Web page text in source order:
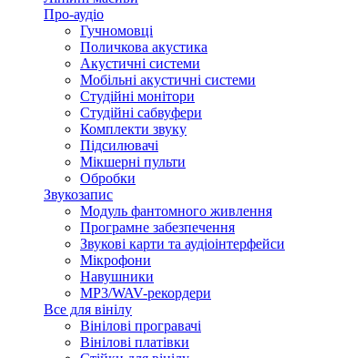
Про-аудіо
Гучномовці
Поличкова акустика
Акустичні системи
Мобільні акустичні системи
Студійні монітори
Студійні сабвуфери
Комплекти звуку
Підсилювачі
Мікшерні пульти
Обробки
Звукозапис
Модуль фантомного живлення
Програмне забезпечення
Звукові карти та аудіоінтерфейси
Мікрофони
Навушники
MP3/WAV-рекордери
Все для вінілу
Вінілові програвачі
Вінілові платівки